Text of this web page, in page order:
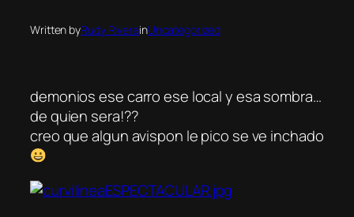
Written byRudy RiverainUncategorized
demonios ese carro ese local y esa sombra…
de quien sera!??
creo que algun avispon le pico se ve inchado